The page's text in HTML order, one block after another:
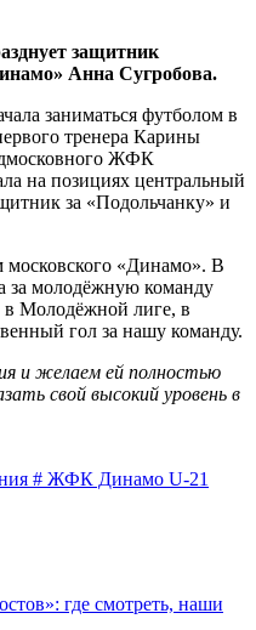
защитник
Анна Сугробова.
заниматься футболом в
тренера Карины
ЖФК
на позициях центральный
за «Подольчанку» и
московского «Динамо». В
за молодёжную команду
в Молодёжной лиге, в
гол за нашу команду.
и желаем ей полностью
свой высокий уровень в
# ЖФК Динамо U-21